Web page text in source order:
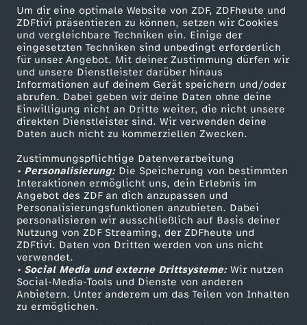
Um dir eine optimale Website von ZDF, ZDFheute und
ZDFtivi präsentieren zu können, setzen wir Cookies
und vergleichbare Techniken ein. Einige der
eingesetzten Techniken sind unbedingt erforderlich
für unser Angebot. Mit deiner Zustimmung dürfen wir
und unsere Dienstleister darüber hinaus
Informationen auf deinem Gerät speichern und/oder
abrufen. Dabei geben wir deine Daten ohne deine
Einwilligung nicht an Dritte weiter, die nicht unsere
direkten Dienstleister sind. Wir verwenden deine
Daten auch nicht zu kommerziellen Zwecken.
Zustimmungspflichtige Datenverarbeitung
• Personalisierung:Die Speicherung von bestimmten
Interaktionen ermöglicht uns, dein Erlebnis im
Angebot des ZDF an dich anzupassen und
Personalisierungsfunktionen anzubieten. Dabei
personalisieren wir ausschließlich auf Basis deiner
Nutzung von ZDF Streaming, der ZDFheute und
ZDFtivi. Daten von Dritten werden von uns nicht
verwendet.
• Social Media und externe Drittsysteme:Wir nutzen
Social-Media-Tools und Dienste von anderen
Anbietern. Unter anderem um das Teilen von Inhalten
zu ermöglichen.
n
i
g
s
k
l
a
s
s
e
Mehr ZDF
ZDF-Apps
Smart TV
ZDFtext
Livestreams
Sendungen A-Z
TV-Programm
Service
ZDFmitreden
Kontakt zum ZDF
Tickets
Zuschauerservice
Hilfe
ZDF Unternehmen
Karriere